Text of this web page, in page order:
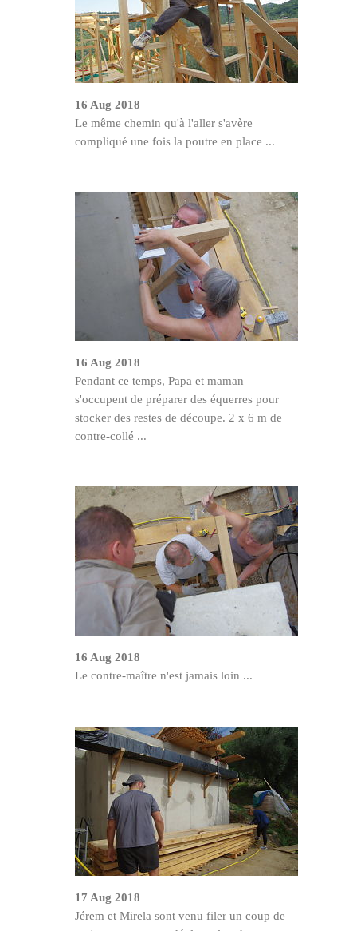
16 Aug 2018
Le même chemin qu'à l'aller s'avère
compliqué une fois la poutre en place ...
16 Aug 2018
Pendant ce temps, Papa et maman
s'occupent de préparer des équerres pour
stocker des restes de découpe. 2 x 6 m de
contre-collé ...
16 Aug 2018
Le contre-maître n'est jamais loin ...
17 Aug 2018
Jérem et Mirela sont venu filer un coup de